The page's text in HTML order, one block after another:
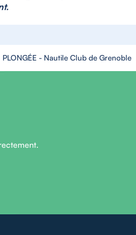
PLONGÉE - Nautile Club de Grenoble